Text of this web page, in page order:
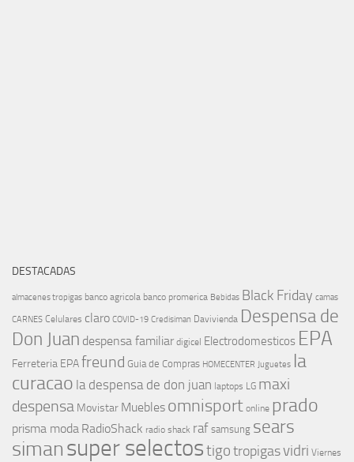
DESTACADAS
almacenes tropigas banco agricola banco promerica Bebidas Black Friday camas
CARNES Celulares claro COVID-19 Credisiman Davivienda Despensa de
Don Juan despensa familiar digicel Electrodomesticos EPA
Ferreteria EPAfreund Guia de Compras HOMECENTER Juguetes la
curacao la despensa de don juan laptops LG maxi
despensa Movistar Muebles omnisport online prado
prisma moda RadioShack radio shack raf samsung sears
simansuper selectostigotropigasvidri Viernes